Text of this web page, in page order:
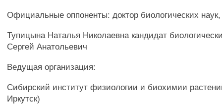
Официальные оппоненты: доктор биологических
Тупицына Наталья Николаевна кандидат
Сергей Анатольевич
Ведущая организация:
Сибирский институт физиологии и биохимии
Иркутск)